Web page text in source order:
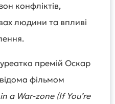
конфліктів,
людини та впливі
премій Оскар
фільмом
a War-zone (If You’re